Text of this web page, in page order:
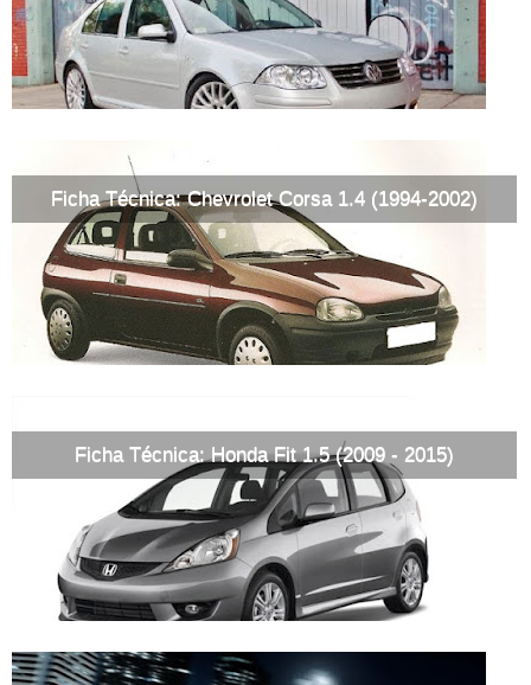
Ficha Técnica: Chevrolet Corsa 1.4 (1994-2002)
Ficha Técnica: Honda Fit 1.5 (2009 - 2015)